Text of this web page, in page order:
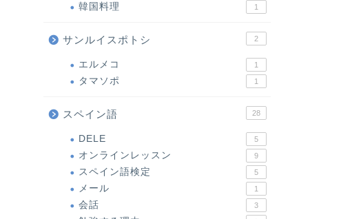
韓国料理 1
サンルイスポトシ 2
エルメコ 1
タマソポ 1
スペイン語 28
DELE 5
オンラインレッスン 9
スペイン語検定 5
メール 1
会話 3